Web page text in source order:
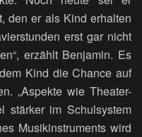
den er als Kind erhalten
erst gar nicht
erzählt Benjamin. Es
Kind die Chance auf
„Aspekte wie Theater-
stärker im Schulsystem
Musikinstruments wird